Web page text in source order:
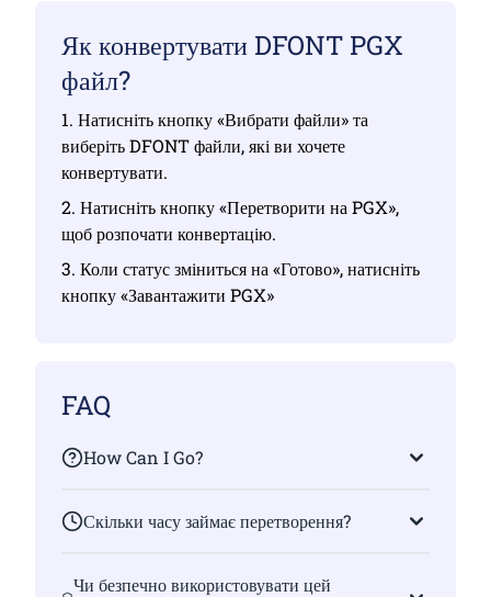
Як конвертувати DFONT PGX
файл?
1. Натисніть кнопку «Вибрати файли» та
виберіть DFONT файли, які ви хочете
конвертувати.
2. Натисніть кнопку «Перетворити на PGX»,
щоб розпочати конвертацію.
3. Коли статус зміниться на «Готово», натисніть
кнопку «Завантажити PGX»
FAQ
How Can I Go?
Скільки часу займає перетворення?
Чи безпечно використовувати цей